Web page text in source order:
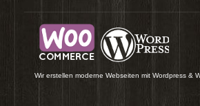
Wir erstellen moderne Webseiten mit Wordpress &